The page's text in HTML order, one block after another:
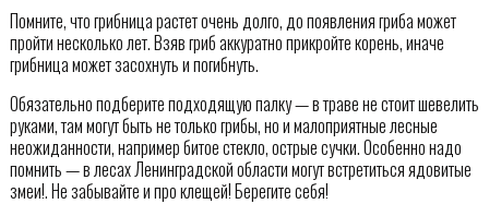
Помните, что грибница растет очень долго, до появления гриба может
пройти несколько лет. Взяв гриб аккуратно прикройте корень, иначе
грибница может засохнуть и погибнуть.
Обязательно подберите подходящую палку — в траве не стоит шевелить
руками, там могут быть не только грибы, но и малоприятные лесные
неожиданности, например битое стекло, острые сучки. Особенно надо
помнить — в лесах Ленинградской области могут встретиться ядовитые
змеи!. Не забывайте и про клещей! Берегите себя!